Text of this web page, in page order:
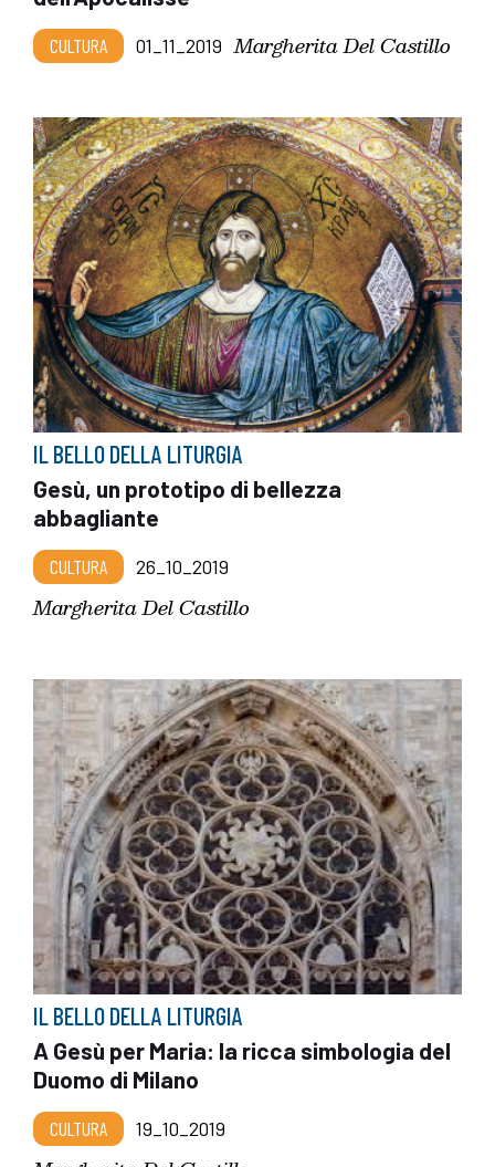
CULTURA 01_11_2019 Margherita Del Castillo
IL BELLO DELLA LITURGIA
Gesù, un prototipo di bellezza
abbagliante
CULTURA 26_10_2019
Margherita Del Castillo
IL BELLO DELLA LITURGIA
A Gesù per Maria: la ricca simbologia del
Duomo di Milano
CULTURA 19_10_2019